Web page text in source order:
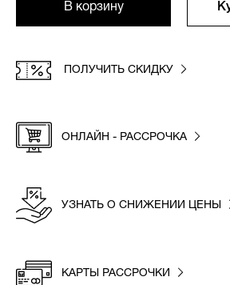
В корзину
ПОЛУЧИТЬ СКИДКУ
ОНЛАЙН - РАССРОЧКА
УЗНАТЬ О СНИЖЕНИИ ЦЕНЫ
КАРТЫ РАССРОЧКИ